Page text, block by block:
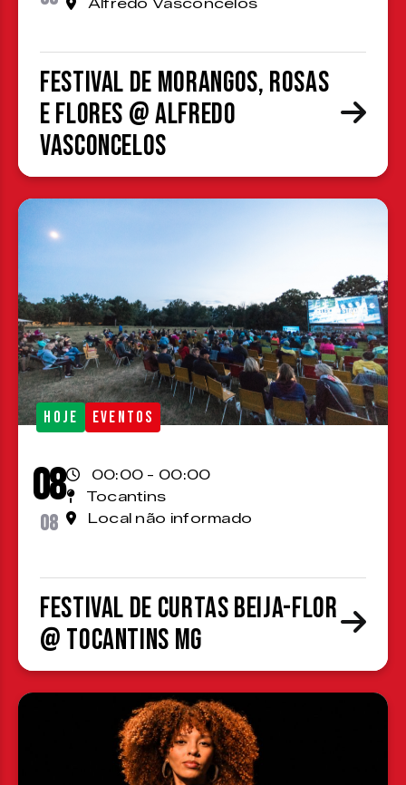
Festival de Morangos, Rosas
e Flores @ Alfredo
Vasconcelos
HOJE EVENTOS
08
08
00:00 - 00:00
Tocantins
Local não informado
Festival de Curtas Beija-Flor
@ Tocantins MG